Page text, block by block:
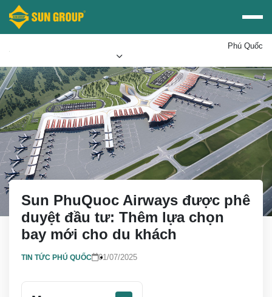
Phú Quốc
Mua vé Sun PhuQuoc
Airways
Ưu đãi Sun World
Sun PhuQuoc Airways được phê
duyệt đầu tư: Thêm lựa chọn
bay mới cho du khách
TIN TỨC PHÚ QUỐC 01/07/2025